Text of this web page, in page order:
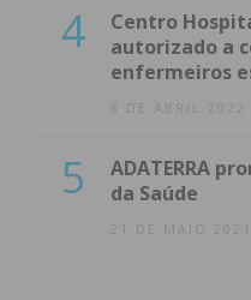
4
Centro
autorizado a
enfermeiros
8 DE ABRIL 2022
5
ADATERRA
da Saúde
21 DE MAIO 2021